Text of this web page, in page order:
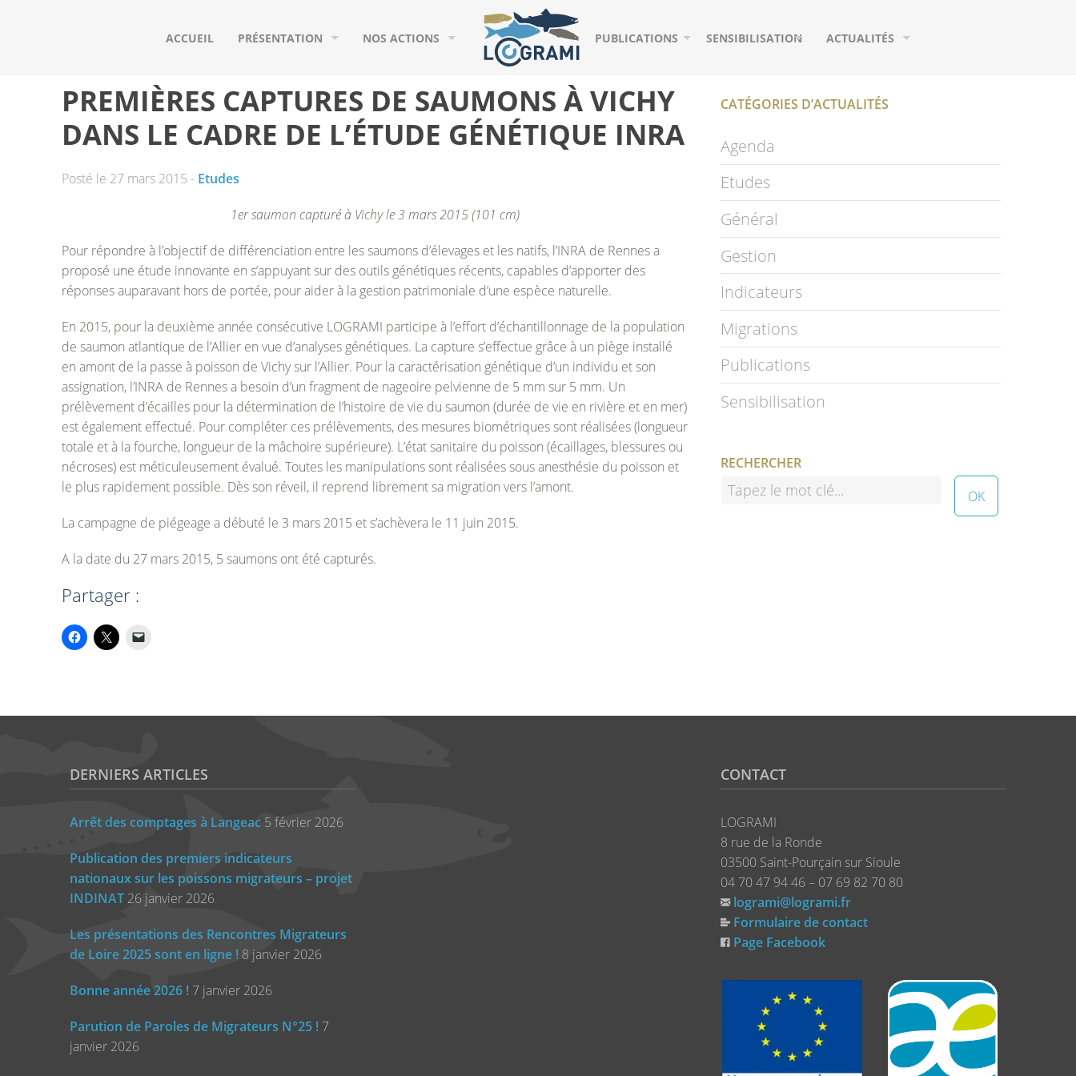
ACCUEIL PRÉSENTATION
NOS ADHÉRENTS
NOS PARTENAIRES
LE BASSIN VERSANT DE LA LOIRE
LES POISSONS MIGRATEURS
NOS ACTIONS
DESCARTES (CREUSE – 37/86)
CHÂTEAUPONSAC (GARTEMPE – 87)
ROANNE (LOIRE – 42)
GUEUGNON (ARROUX – 71)
SAINT-POURÇAIN-SUR-SIOULE (SIOULE – 03)
JENZAT (SIOULE – 03)
VICHY (ALLIER – 03)
LANGEAC (ALLIER – 43)
POUTÈS (ALLIER – 43)
ÉVALUATION DES HABITATS
ÉVALUATION DE LA REPRODUCTION
SUIVI DES MIGRATIONS
EXPERTISE ET AIDE À LA GESTION
INDICATEURS NATIONAUX
TABLEAUX DE BORD MIGRATEURS
RENCONTRES MIGRATEURS DE LOIRERENCONTRES MIGRATEURS DE LOIRE 2025
RENCONTRES MIGRATEURS DE LOIRE 2023
RENCONTRES MIGRATEURS DE LOIRE 2021
RENCONTRES MIGRATEURS DE LOIRE 2019
APPLICATION GPAP
PUBLICATIONS
PAROLES DE MIGRATEURS
PUBLICATIONS SCIENTIFIQUES
BANDES DESSINÉES
AUTRES PUBLICATIONS
SENSIBILISATION
JEUX
PHOTOGRAPHIES
VIDÉOS
GLOSSAIRE
ACTUALITÉS
MIGRATIONS
PREMIÈRES CAPTURES DE SAUMONS À VICHY
DANS LE CADRE DE L’ÉTUDE GÉNÉTIQUE INRA
Posté le 27 mars 2015 - Etudes
1er saumon capturé à Vichy le 3 mars 2015 (101 cm)
Pour répondre à l’objectif de différenciation entre les saumons d’élevages et les natifs, l’INRA de Rennes a
proposé une étude innovante en s’appuyant sur des outils génétiques récents, capables d’apporter des
réponses auparavant hors de portée, pour aider à la gestion patrimoniale d’une espèce naturelle.
En 2015, pour la deuxième année consécutive LOGRAMI participe à l’effort d’échantillonnage de la population
de saumon atlantique de l’Allier en vue d’analyses génétiques. La capture s’effectue grâce à un piège installé
en amont de la passe à poisson de Vichy sur l’Allier. Pour la caractérisation génétique d’un individu et son
assignation, l’INRA de Rennes a besoin d’un fragment de nageoire pelvienne de 5 mm sur 5 mm. Un
prélèvement d’écailles pour la détermination de l’histoire de vie du saumon (durée de vie en rivière et en mer)
est également effectué. Pour compléter ces prélèvements, des mesures biométriques sont réalisées (longueur
totale et à la fourche, longueur de la mâchoire supérieure). L’état sanitaire du poisson (écaillages, blessures ou
nécroses) est méticuleusement évalué. Toutes les manipulations sont réalisées sous anesthésie du poisson et
le plus rapidement possible. Dès son réveil, il reprend librement sa migration vers l’amont.
La campagne de piégeage a débuté le 3 mars 2015 et s’achèvera le 11 juin 2015.
A la date du 27 mars 2015, 5 saumons ont été capturés.
Partager :
CATÉGORIES D’ACTUALITÉS
Agenda
Etudes
Général
Gestion
Indicateurs
Migrations
Publications
Sensibilisation
RECHERCHER
DERNIERS ARTICLES
Arrêt des comptages à Langeac 5 février 2026
Publication des premiers indicateurs
nationaux sur les poissons migrateurs – projet
INDINAT 26 janvier 2026
Les présentations des Rencontres Migrateurs
de Loire 2025 sont en ligne ! 8 janvier 2026
Bonne année 2026 ! 7 janvier 2026
Parution de Paroles de Migrateurs N°25 ! 7
janvier 2026
CONTACT
LOGRAMI
8 rue de la Ronde
03500 Saint-Pourçain sur Sioule
04 70 47 94 46 – 07 69 82 70 80
logrami@logrami.fr
Formulaire de contact
Page Facebook